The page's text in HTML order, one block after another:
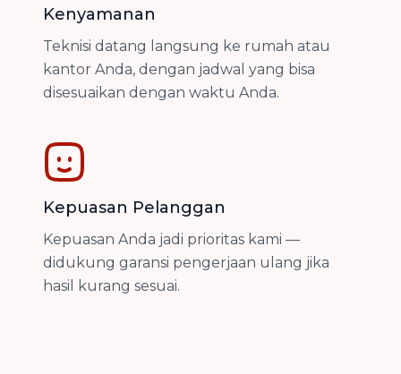
Kenyamanan
Teknisi datang langsung ke rumah atau
kantor Anda, dengan jadwal yang bisa
disesuaikan dengan waktu Anda.
Kepuasan Pelanggan
Kepuasan Anda jadi prioritas kami —
didukung garansi pengerjaan ulang jika
hasil kurang sesuai.